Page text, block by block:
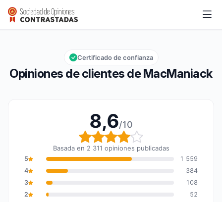
MacManiack
Calificación global: 8,6 de 10
8,6/10
Opiniones de clientes de MacManiack
Certificado de confianza
8,6/10
Calificación global: 8,6
Basada en 2 311 opiniones publicadas
5
1 559
4
384
3
108
2
52